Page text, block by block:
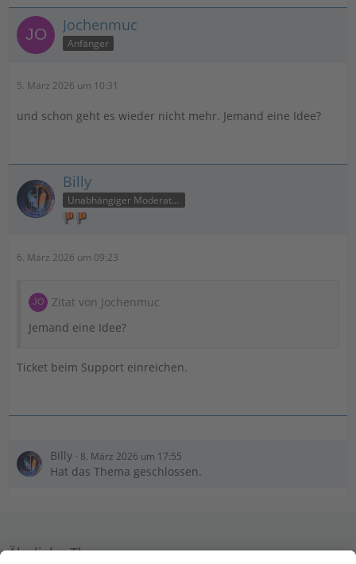
Jochenmuc
Anfänger
5. März 2026 um 10:31
und schon geht es wieder nicht mehr. Jemand eine Idee?
Billy
Unabhängiger Moderator
6. März 2026 um 09:23
Zitat von Jochenmuc
Jemand eine Idee?
Ticket beim Support einreichen.
Billy 8. März 2026 um 17:55
Hat das Thema geschlossen.
Ähnliche Themen